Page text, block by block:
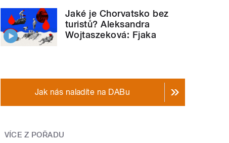
Jaké je Chorvatsko bez
turistů? Aleksandra
Wojtaszeková: Fjaka
Jak nás naladíte na DABu
VÍCE Z POŘADU